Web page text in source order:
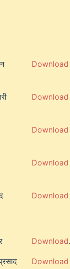
Download
Download
Download
Download
Download
Download.
Download